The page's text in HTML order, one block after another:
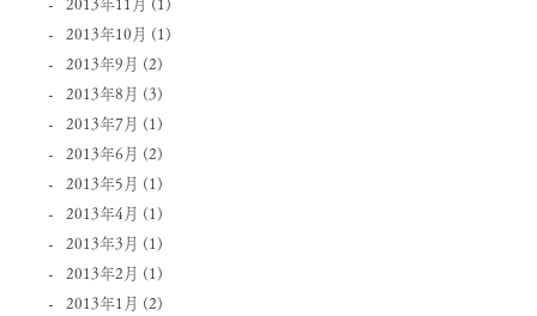
2013年10月 (1)
2013年9月 (2)
2013年8月 (3)
2013年7月 (1)
2013年6月 (2)
2013年5月 (1)
2013年4月 (1)
2013年3月 (1)
2013年2月 (1)
2013年1月 (2)